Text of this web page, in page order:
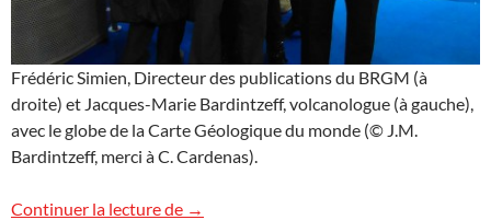
Frédéric Simien, Directeur des publications du BRGM (à
droite) et Jacques-Marie Bardintzeff, volcanologue (à gauche),
avec le globe de la Carte Géologique du monde (© J.M.
Bardintzeff, merci à C. Cardenas).
Continuer la lecture de Salon du livre
→